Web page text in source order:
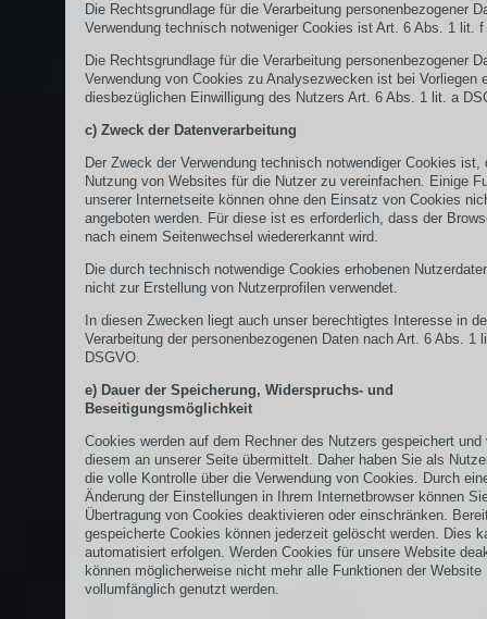
Die Rechtsgrundlage für die Verarbeitung personenbezogener
Verwendung technisch notweniger Cookies ist Art. 6 Abs. 1 lit.
Die Rechtsgrundlage für die Verarbeitung personenbezogener
Verwendung von Cookies zu Analysezwecken ist bei Vorliegen
diesbezüglichen Einwilligung des Nutzers Art. 6 Abs. 1 lit. a
c) Zweck der Datenverarbeitung
Der Zweck der Verwendung technisch notwendiger Cookies ist,
Nutzung von Websites für die Nutzer zu vereinfachen. Einige
unserer Internetseite können ohne den Einsatz von Cookies
angeboten werden. Für diese ist es erforderlich, dass der
nach einem Seitenwechsel wiedererkannt wird.
Die durch technisch notwendige Cookies erhobenen
nicht zur Erstellung von Nutzerprofilen verwendet.
In diesen Zwecken liegt auch unser berechtigtes Interesse in
Verarbeitung der personenbezogenen Daten nach Art. 6 Abs. 1
DSGVO.
e) Dauer der Speicherung, Widerspruchs- und
Beseitigungsmöglichkeit
Cookies werden auf dem Rechner des Nutzers gespeichert und
diesem an unserer Seite übermittelt. Daher haben Sie als
die volle Kontrolle über die Verwendung von Cookies. Durch
Änderung der Einstellungen in Ihrem Internetbrowser können
Übertragung von Cookies deaktivieren oder einschränken.
gespeicherte Cookies können jederzeit gelöscht werden. Dies
automatisiert erfolgen. Werden Cookies für unsere Website
können möglicherweise nicht mehr alle Funktionen der Website
vollumfänglich genutzt werden.